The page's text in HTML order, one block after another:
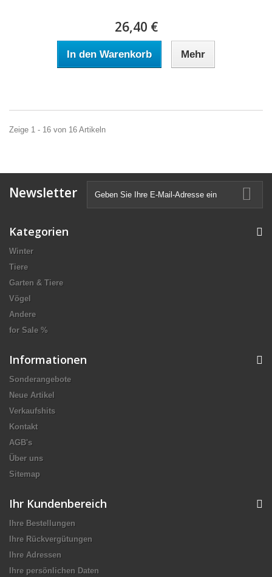
26,40 €
In den Warenkorb Mehr
Zeige 1 - 16 von 16 Artikeln
Newsletter
Kategorien
Winter
Tiere
Garten & Tiere
Vögel
Andere
for Sale %
Informationen
Sonderangebote
Neue Artikel
Verkaufshits
Kontakt
AGB's
Über uns
Sitemap
Ihr Kundenbereich
Ihre Bestellungen
Ihre Rückvergütungen
Ihre Adressen
Ihre persönlichen Daten